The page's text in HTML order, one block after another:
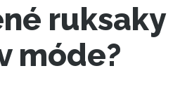
ruksaky
móde?